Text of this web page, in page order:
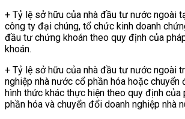
+ Tỷ lệ sở hữu của nhà đầu tư nước ngoài
công ty đại chúng, tổ chức kinh doanh
đầu tư chứng khoán theo quy định của
khoán.
+ Tỷ lệ sở hữu của nhà đầu tư nước ngoài
nghiệp nhà nước cổ phần hóa hoặc
hình thức khác thực hiện theo quy định của
phần hóa và chuyển đổi doanh nghiệp nhà